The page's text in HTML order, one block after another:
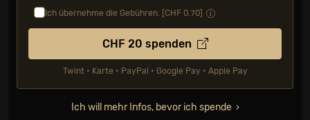
Ich übernehme die Gebühren. [CHF 0.70
CHF 20 spenden
Twint • Karte • PayPal • Google Pay • Apple Pay
Ich will mehr Infos, bevor ich spende